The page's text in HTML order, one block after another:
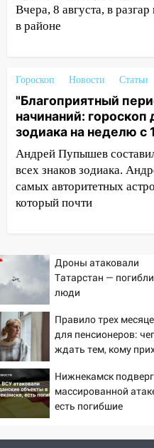
инфраструктуру
08:19
08:11
На
непогода
07:30 Евро-3
означают классы
заливать «старое»
современные
06:30 Какая
области днем 9
три знака получат
упустить
20:10
Во время
Волге
19:55
заблокировало в
17:15
В
ремонтируют
готов, ещё два —
Вчера, 8 августа, в
в районе
Гороскоп Новости Статьи
"Благоприятный
начинаний: гороскоп
зодиака на неделю с
Андрей Пупышев
всех знаков зодиака.
самых авторитетных
который почти
Дроны атаковали
Татарстан — погибли
люди
Правило трех
для пенсионеров:
ждать тем, кому
Нижнекамск
массированной
есть погибшие